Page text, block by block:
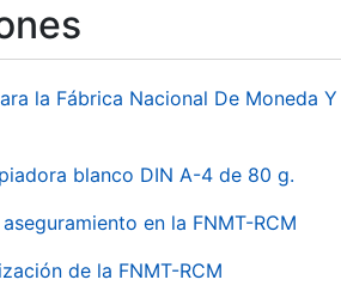
la Fábrica Nacional De Moneda
blanco DIN A-4 de 80 g.
en la FNMT-RCM
de la FNMT-RCM